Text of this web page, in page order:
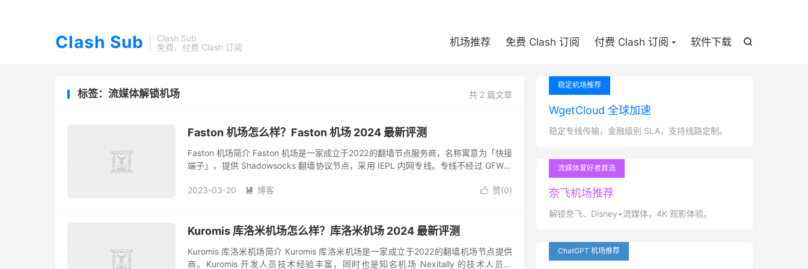
Clash Sub
Clash Sub
免费、付费 Clash 订阅

机场推荐 免费 Clash 订阅 付费 Clash 订阅 软件下载
共 2 篇文章
标签：流媒体解锁机场
Faston 机场怎么样？Faston 机场 2024 最新评测
Faston 机场简介 Faston 机场是一家成立于2022的翻墙节点服务商，名称寓意为「快接
端子」，提供 Shadowsocks 翻墙协议节点，采用 IEPL 内网专线。专线不经过 GFW，
 赞(0)
2023-03-20  博客
Kuromis 库洛米机场怎么样？库洛米机场 2024 最新评测
Kuromis 库洛米机场简介 Kuromis 库洛米机场是一家成立于2022的翻墙机场节点提供
商。Kuromis 开发人员技术经验丰富，同时也是知名机场 Nexitally 的技术人员。
稳定机场推荐
WgetCloud 全球加速
稳定专线传输，金融级别 SLA，支持线路定制。
流媒体爱好者首选
奈飞机场推荐
解锁奈飞、Disney+流媒体，4K 观影体验。
ChatGPT 机场推荐